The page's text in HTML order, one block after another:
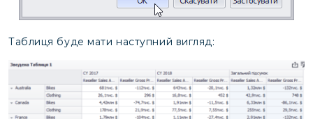
Таблиця буде мати наступний вигляд: